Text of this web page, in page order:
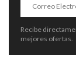
Recibe
mejores ofertas.